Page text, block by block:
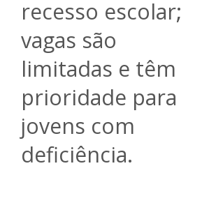
recesso escolar;
vagas são
limitadas e têm
prioridade para
jovens com
deficiência.